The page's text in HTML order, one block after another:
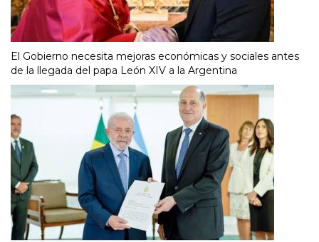
El Gobierno necesita mejoras económicas y sociales antes
de la llegada del papa León XIV a la Argentina